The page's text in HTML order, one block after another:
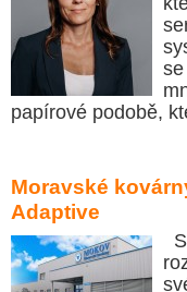
papírové podobě,
Moravské
Adaptive